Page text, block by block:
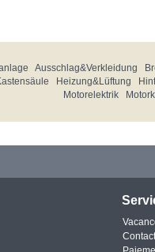
Ausschlag&Verkleidung
Heizung&Lüftung
Motorelektrik
Contact